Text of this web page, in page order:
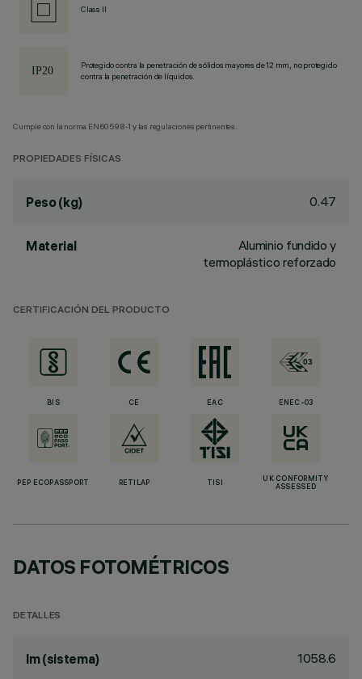
Class II
Protegido contra la penetración de sólidos mayores de 12 mm, no protegido
contra la penetración de líquidos.
Cumple con la norma EN60598-1 y las regulaciones pertinentes.
PROPIEDADES FÍSICAS
Peso (kg) 0.47
Material
Aluminio fundido y
termoplástico reforzado
CERTIFICACIÓN DEL PRODUCTO
BIS CE EAC ENEC-03
PEP ECOPASSPORT RETILAP TISI
UK CONFORMITY
ASSESSED
DATOS FOTOMÉTRICOS
DETALLES
lm (sistema) 1058.6